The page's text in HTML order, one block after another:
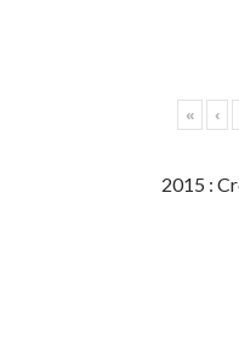
« ‹
2015 :